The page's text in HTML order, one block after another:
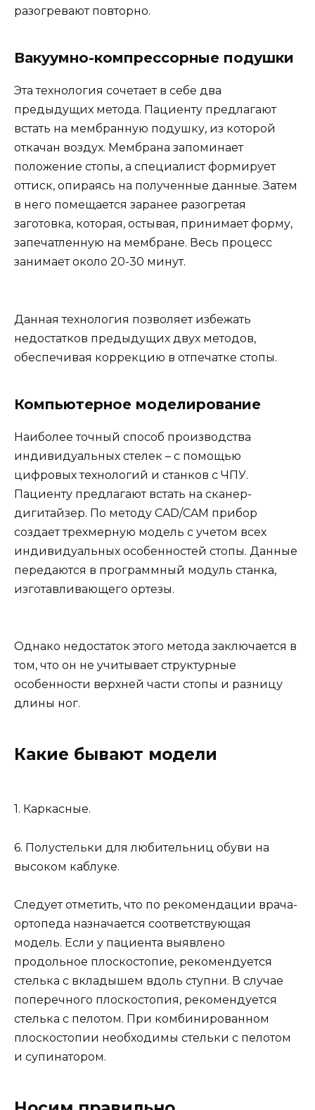
разогревают повторно.
Вакуумно-компрессорные подушки
Эта технология сочетает в себе два
предыдущих метода. Пациенту предлагают
встать на мембранную подушку, из которой
откачан воздух. Мембрана запоминает
положение стопы, а специалист формирует
оттиск, опираясь на полученные данные. Затем
в него помещается заранее разогретая
заготовка, которая, остывая, принимает форму,
запечатленную на мембране. Весь процесс
занимает около 20-30 минут.
Данная технология позволяет избежать
недостатков предыдущих двух методов,
обеспечивая коррекцию в отпечатке стопы.
Компьютерное моделирование
Наиболее точный способ производства
индивидуальных стелек – с помощью
цифровых технологий и станков с ЧПУ.
Пациенту предлагают встать на сканер-
дигитайзер. По методу CAD/CAM прибор
создает трехмерную модель с учетом всех
индивидуальных особенностей стопы. Данные
передаются в программный модуль станка,
изготавливающего ортезы.
Однако недостаток этого метода заключается в
том, что он не учитывает структурные
особенности верхней части стопы и разницу
длины ног.
Какие бывают модели
1. Каркасные.
6. Полустельки для любительниц обуви на
высоком каблуке.
Следует отметить, что по рекомендации врача-
ортопеда назначается соответствующая
модель. Если у пациента выявлено
продольное плоскостопие, рекомендуется
стелька с вкладышем вдоль ступни. В случае
поперечного плоскостопия, рекомендуется
стелька с пелотом. При комбинированном
плоскостопии необходимы стельки с пелотом
и супинатором.